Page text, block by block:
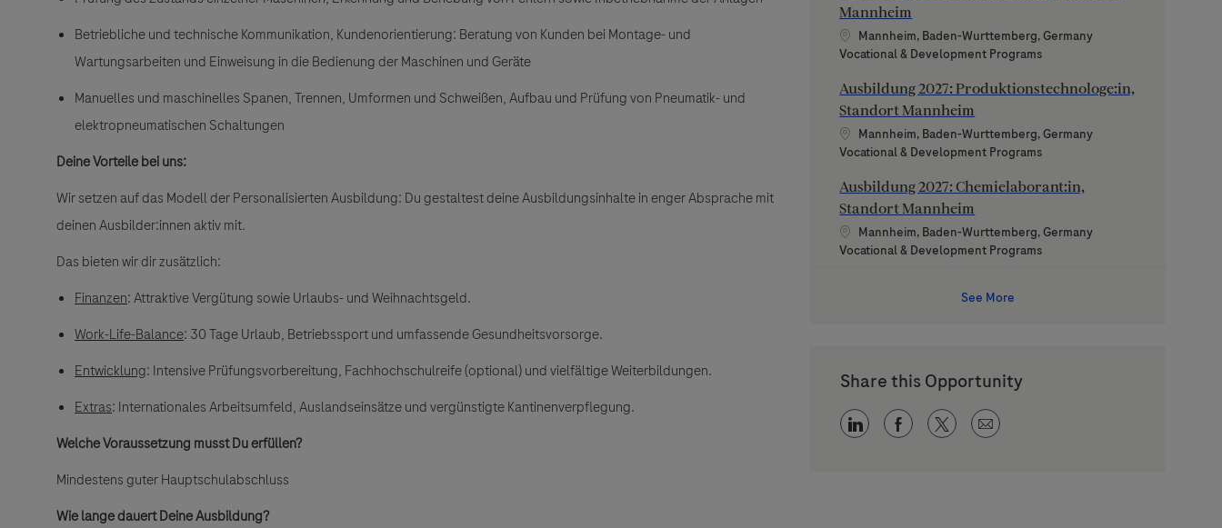
Betriebliche und technische Kommunikation, Kundenorientierung: Beratung von Kunden bei Montage- und
Wartungsarbeiten und Einweisung in die Bedienung der Maschinen und Geräte
Manuelles und maschinelles Spanen, Trennen, Umformen und Schweißen, Aufbau und Prüfung von Pneumatik- und
elektropneumatischen Schaltungen
Deine Vorteile bei uns:
Wir setzen auf das Modell derPersonalisierten Ausbildung: Du gestaltest deine Ausbildungsinhalte in enger Absprache mit
deinen Ausbilder:innen aktiv mit.
Das bieten wir dir zusätzlich:
Finanzen:Attraktive Vergütung sowie Urlaubs- und Weihnachtsgeld.
Work-Life-Balance: 30 Tage Urlaub, Betriebssport und umfassende Gesundheitsvorsorge.
Entwicklung: Intensive Prüfungsvorbereitung, Fachhochschulreife (optional) und vielfältige Weiterbildungen.
Extras: Internationales Arbeitsumfeld, Auslandseinsätze und vergünstigte Kantinenverpflegung.
Welche Voraussetzung musst Du erfüllen?
Mindestens guter Hauptschulabschluss
Wie lange dauert Deine Ausbildung?
Mannheim
Location
Mannheim, Baden-Wurttemberg, Germany
Category
Vocational & Development Programs
Ausbildung 2027: Produktionstechnologe:in,
Standort Mannheim
Location
Mannheim, Baden-Wurttemberg, Germany
Category
Vocational & Development Programs
Ausbildung 2027: Chemielaborant:in,
Standort Mannheim
Location
Mannheim, Baden-Wurttemberg, Germany
Category
Vocational & Development Programs
See More
Share this Opportunity
Share via LinkedIn
Share via Facebook
Share via twitter
Share via email